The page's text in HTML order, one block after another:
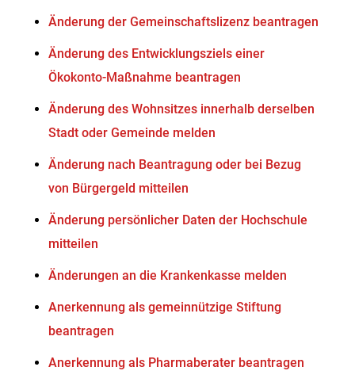
Änderung der Gemeinschaftslizenz beantragen
Änderung des Entwicklungsziels einer
Ökokonto-Maßnahme beantragen
Änderung des Wohnsitzes innerhalb derselben
Stadt oder Gemeinde melden
Änderung nach Beantragung oder bei Bezug
von Bürgergeld mitteilen
Änderung persönlicher Daten der Hochschule
mitteilen
Änderungen an die Krankenkasse melden
Anerkennung als gemeinnützige Stiftung
beantragen
Anerkennung als Pharmaberater beantragen